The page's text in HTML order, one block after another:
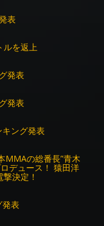
表
ルを返上
発表
発表
ング発表
MMAの総番長”青木
デュース！ 猿田洋
決定！
表